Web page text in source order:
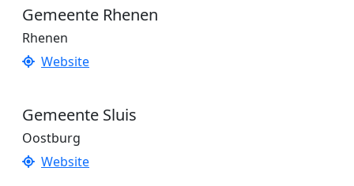
Gemeente Rhenen
Rhenen
Website
Gemeente Sluis
Oostburg
Website